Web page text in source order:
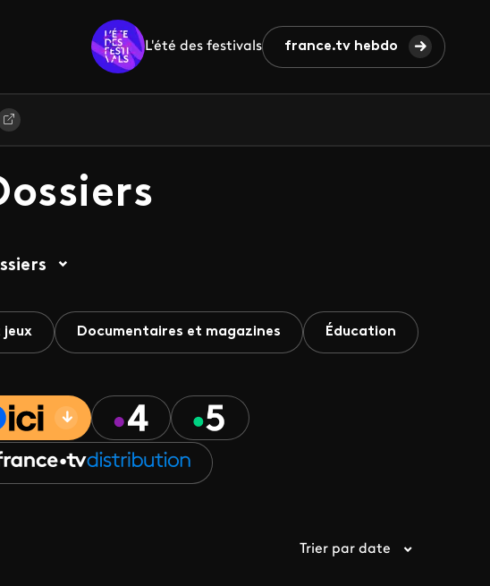
L'été des festivals france.tv hebdo
jeux Documentaires et magazines Éducation
Trier par date